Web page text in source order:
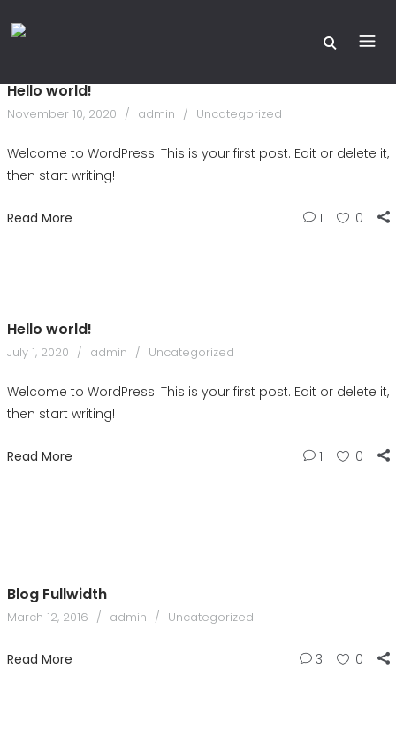
Hello world!
November 10, 2020 admin Uncategorized
Welcome to WordPress. This is your first post. Edit or delete it,
then start writing!
Read More 1 0
Hello world!
July 1, 2020 admin Uncategorized
Welcome to WordPress. This is your first post. Edit or delete it,
then start writing!
Read More 1 0
Blog Fullwidth
March 12, 2016 admin Uncategorized
Read More 3 0